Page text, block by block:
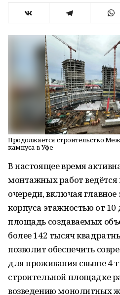
Продолжается строительство
кампуса в Уфе
В настоящее время
монтажных работ ведётся
очереди, включая
корпуса этажностью от
площадь создаваемых
более 142 тысяч
позволит обеспечить
для проживания свыше 4
строительной площадке
возведению монолитных